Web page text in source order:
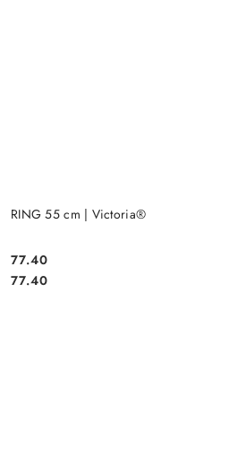
RING 55 cm | Victoria®
Cena:
77.40
Cena:
77.40